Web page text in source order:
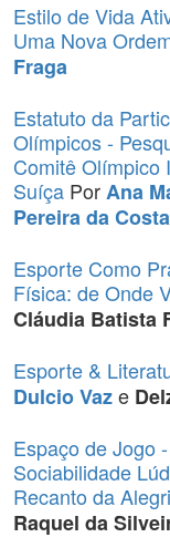
Estilo de Vida
Uma Nova
Fraga
Estatuto da
Olímpicos -
Comitê Olímpico
Suíça PorAna
Pereira da Costa
Esporte Como
Física: de Onde
Cláudia Batista
Esporte &
Dulcio Vaze
Espaço de Jogo
Sociabilidade
Recanto da
Raquel da